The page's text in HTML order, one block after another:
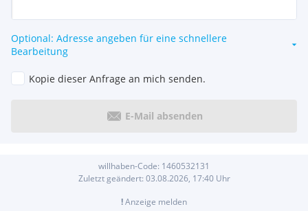
Optional: Adresse angeben für eine schnellere
Bearbeitung
Kopie dieser Anfrage an mich senden.
E-Mail absenden
willhaben-Code: 1460532131
Zuletzt geändert: 03.08.2026, 17:40Uhr
!Anzeige melden